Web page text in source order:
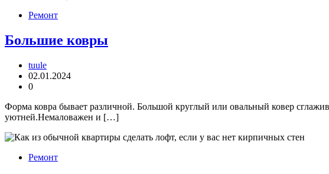
Ремонт
Большие ковры
tuule
02.01.2024
0
Форма ковра бывает различной. Большой круглый или овальный ковер
уютней.Немаловажен и […]
Ремонт